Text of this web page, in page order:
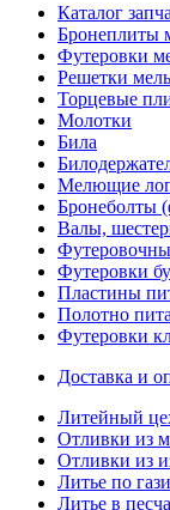
Каталог
Бронеплиты
Футеровки
Решетки
Торцевые
Молотки
Била
Мелющие
Бронеболты
Валы,
Футеровки
Пластины
Полотно
Футеровки
Доставка и
Литейный
Отливки из
Отливки из
Литье по
Литье в